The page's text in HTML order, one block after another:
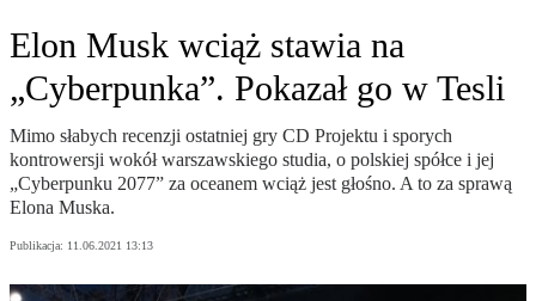
Elon Musk wciąż stawia na
„Cyberpunka”. Pokazał go w Tesli
Mimo słabych recenzji ostatniej gry CD Projektu i sporych
kontrowersji wokół warszawskiego studia, o polskiej spółce i jej
„Cyberpunku 2077” za oceanem wciąż jest głośno. A to za sprawą
Elona Muska.
Publikacja: 11.06.2021 13:13